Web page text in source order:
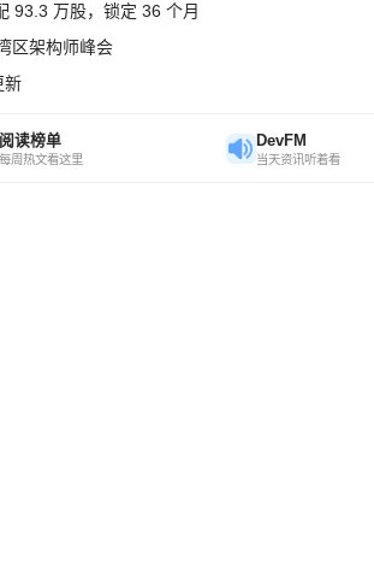
93.3 万股，锁定 36 个月
区架构师峰会
新
阅读榜单
每周热文看这里
DevFM
当天资讯听着看